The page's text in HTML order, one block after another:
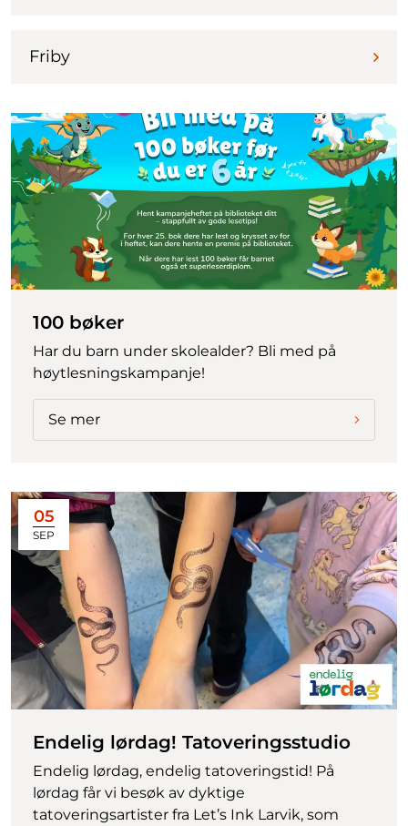
Friby
100 bøker
Har du barn under skolealder? Bli med på
høytlesningskampanje!
Se mer
Endelig lørdag! Tatoveringsstudio
Endelig lørdag, endelig tatoveringstid! På
lørdag får vi besøk av dyktige
tatoveringsartister fra Let’s Ink Larvik, som
05
SEP